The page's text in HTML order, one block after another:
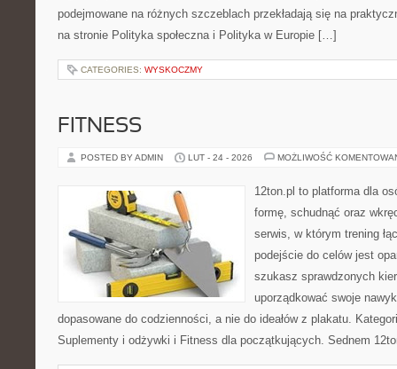
podejmowane na różnych szczeblach przekładają się na
na stronie Polityka społeczna i Polityka w Europie […]
CATEGORIES: WYSKOCZMY
FITNESS
POSTED BY ADMIN LUT - 24 - 2026 MOŻLIWOŚĆ
12ton.pl to platforma dla
formę, schudnąć oraz
serwis, w którym trening
podejście do celów jest
szukasz sprawdzonych
uporządkować swoje
dopasowane do codzienności, a nie do ideałów z plakatu.
Suplementy i odżywki i Fitness dla początkujących. Sednem